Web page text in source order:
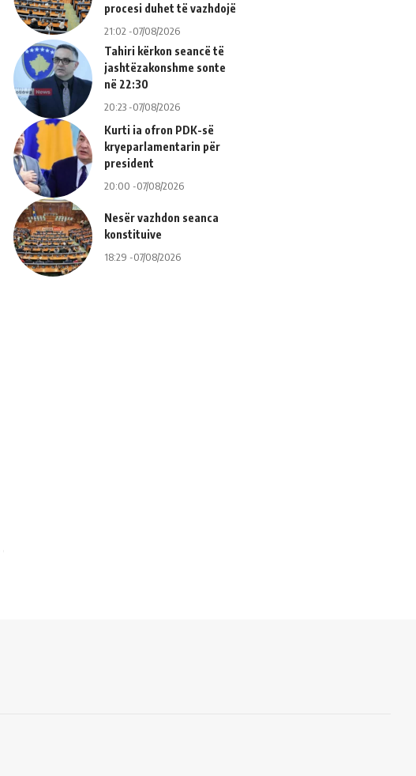
procesi duhet të vazhdojë
21:02 -07/08/2026
Tahiri kërkon seancë të
jashtëzakonshme sonte
në 22:30
20:23 -07/08/2026
Kurti ia ofron PDK-së
kryeparlamentarin për
president
20:00 -07/08/2026
Nesër vazhdon seanca
konstituive
18:29 -07/08/2026